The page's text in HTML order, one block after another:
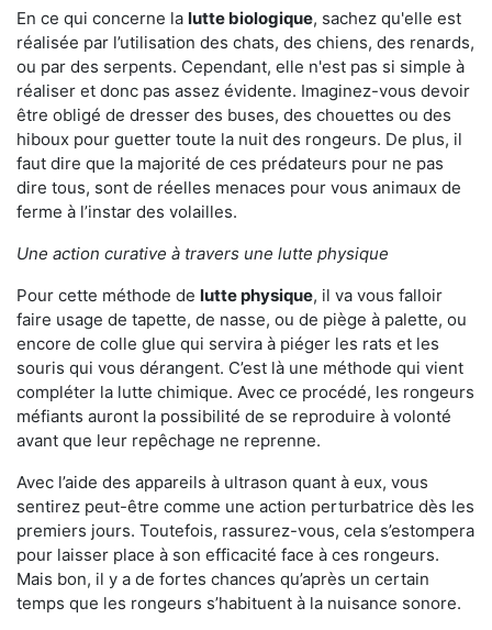
En ce qui concerne la lutte biologique, sachez qu'elle est
réalisée par l’utilisation des chats, des chiens, des renards,
ou par des serpents. Cependant, elle n'est pas si simple à
réaliser et donc pas assez évidente. Imaginez-vous devoir
être obligé de dresser des buses, des chouettes ou des
hiboux pour guetter toute la nuit des rongeurs. De plus, il
faut dire que la majorité de ces prédateurs pour ne pas
dire tous, sont de réelles menaces pour vous animaux de
ferme à l’instar des volailles.
Une action curative à travers une lutte physique
Pour cette méthode de lutte physique, il va vous falloir
faire usage de tapette, de nasse, ou de piège à palette, ou
encore de colle glue qui servira à piéger les rats et les
souris qui vous dérangent. C’est là une méthode qui vient
compléter la lutte chimique. Avec ce procédé, les rongeurs
méfiants auront la possibilité de se reproduire à volonté
avant que leur repêchage ne reprenne.
Avec l’aide des appareils à ultrason quant à eux, vous
sentirez peut-être comme une action perturbatrice dès les
premiers jours. Toutefois, rassurez-vous, cela s’estompera
pour laisser place à son efficacité face à ces rongeurs.
Mais bon, il y a de fortes chances qu’après un certain
temps que les rongeurs s’habituent à la nuisance sonore.